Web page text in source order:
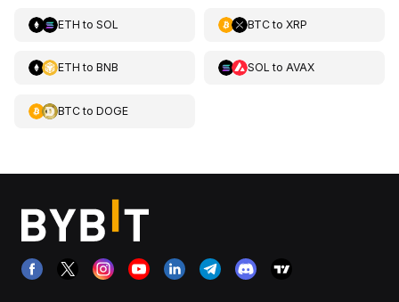
ETH to SOL BTCto XRP
ETH to BNB SOL to AVAX
BTCto DOGE